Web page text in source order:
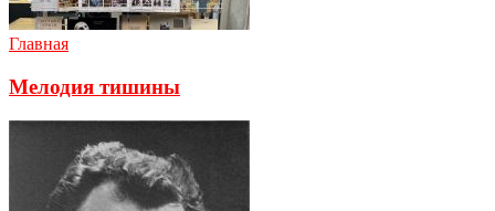
Главная
Мелодия тишины